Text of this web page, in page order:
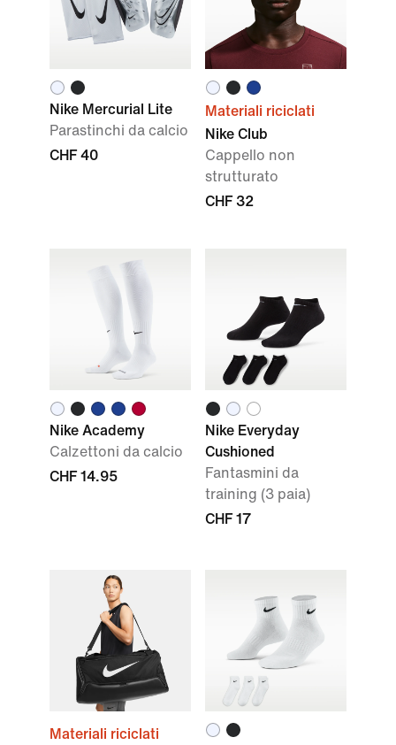
Nike Mercurial Lite
Parastinchi da calcio
CHF 40
Materiali riciclati
Nike Club
Cappello non
strutturato
CHF 32
Nike Academy
Calzettoni da calcio
CHF 14.95
Nike Everyday
Cushioned
Fantasmini da
training (3 paia)
CHF 17
Materiali riciclati